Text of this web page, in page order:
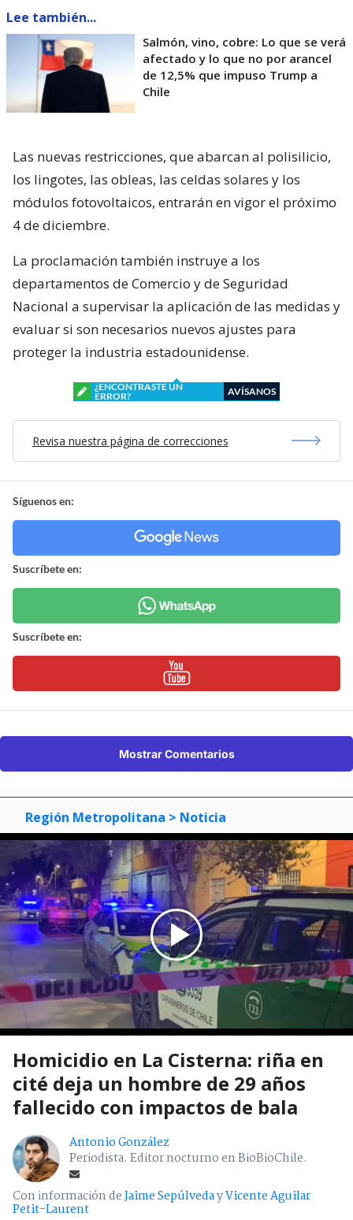
Lee también...
Salmón, vino, cobre: Lo que se verá
afectado y lo que no por arancel
de 12,5% que impuso Trump a
Chile
Las nuevas restricciones, que abarcan al polisilicio,
los lingotes, las obleas, las celdas solares y los
módulos fotovoltaicos, entrarán en vigor el próximo
4 de diciembre.
La proclamación también instruye a los
departamentos de Comercio y de Seguridad
Nacional a supervisar la aplicación de las medidas y
evaluar si son necesarios nuevos ajustes para
proteger la industria estadounidense.
¿ENCONTRASTE UN
ERROR?
AVÍSANOS
Revisa nuestra página de correcciones
Síguenos en:
Suscríbete en:
Suscríbete en:
Mostrar Comentarios
Región Metropolitana > Noticia
Homicidio en La Cisterna: riña en
cité deja un hombre de 29 años
fallecido con impactos de bala
Antonio González
Periodista. Editor nocturno en BioBioChile.
Con información deJaime SepúlvedayVicente Aguilar
Petit-Laurent